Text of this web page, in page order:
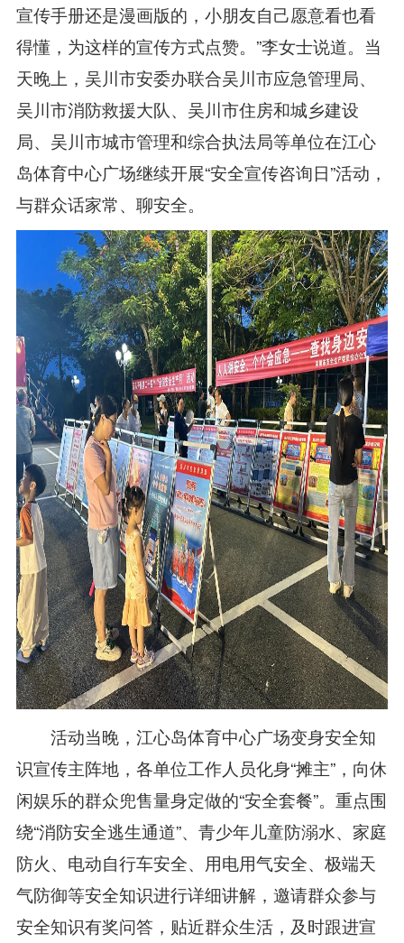
宣传手册还是漫画版的，小朋友自己愿意看也看
得懂，为这样的宣传方式点赞。”李女士说道。当
天晚上，吴川市安委办联合吴川市应急管理局、
吴川市消防救援大队、吴川市住房和城乡建设
局、吴川市城市管理和综合执法局等单位在江心
岛体育中心广场继续开展“安全宣传咨询日”活动，
与群众话家常、聊安全。
活动当晚，江心岛体育中心广场变身安全知
识宣传主阵地，各单位工作人员化身“摊主”，向休
闲娱乐的群众兜售量身定做的“安全套餐”。重点围
绕“消防安全逃生通道”、青少年儿童防溺水、家庭
防火、电动自行车安全、用电用气安全、极端天
气防御等安全知识进行详细讲解，邀请群众参与
安全知识有奖问答，贴近群众生活，及时跟进宣